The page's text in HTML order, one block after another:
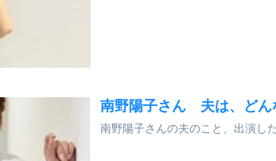
南野陽子さん 夫は、どん
南野陽子さんの夫のこと、出演し